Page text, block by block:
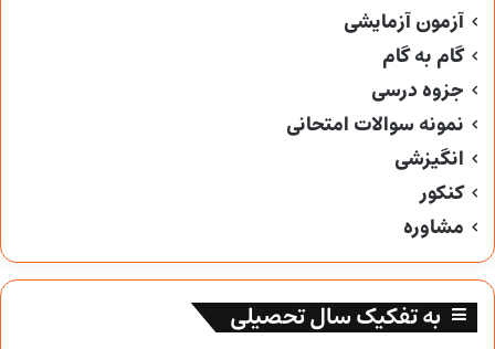
آزمون آزمایشی
گام به گام
جزوه درسی
نمونه سوالات امتحانی
انگیزشی
کنکور
مشاوره
به تفکیک سال تحصیلی